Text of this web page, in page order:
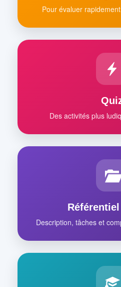
Pour évaluer
Des activités plus
Référentiel
Description, tâches et